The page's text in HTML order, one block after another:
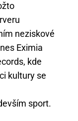
neziskové
Eximia
kde
kultury se
sport.